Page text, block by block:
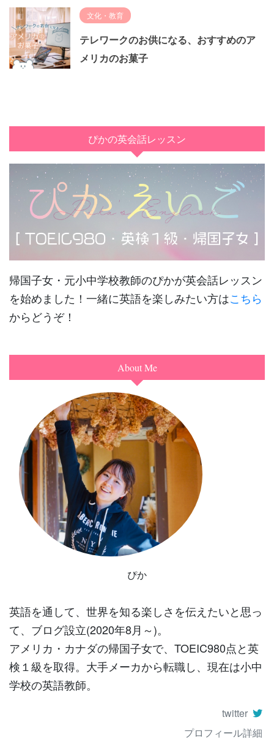
文化・教育
テレワークのお供になる、おすすめのア
メリカのお菓子
ぴかの英会話レッスン
帰国子女・元小中学校教師のぴかが英会話レッスン
を始めました！一緒に英語を楽しみたい方はこちら
からどうぞ！
About Me
ぴか
英語を通して、世界を知る楽しさを伝えたいと思っ
て、ブログ設立(2020年8月～)。
アメリカ・カナダの帰国子女で、TOEIC980点と英
検１級を取得。大手メーカから転職し、現在は小中
学校の英語教師。
twitter
プロフィール詳細